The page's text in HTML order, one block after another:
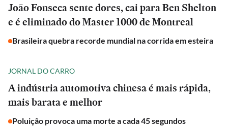
João Fonseca sente dores, cai para Ben Shelton
e é eliminado do Master 1000 de Montreal
Brasileira quebra recorde mundial na corrida em esteira
JORNAL DO CARRO
A indústria automotiva chinesa é mais rápida,
mais barata e melhor
Poluição provoca uma morte a cada 45 segundos